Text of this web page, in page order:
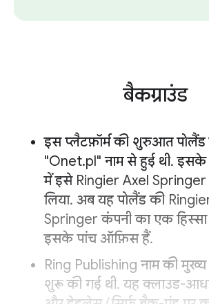
बैकग्राउंड
इस प्लैटफ़ॉर्म की शुरुआत पोलैंड
"Onet.pl" नाम से हुई थी. इसके
में इसे Ringier Axel
लिया. अब यह पोलैंड की
Springer कंपनी का एक
इसके पांच ऑफ़िस हैं.
Ring Publishing नाम की
शुरू की गई थी. यह क्लाउड-